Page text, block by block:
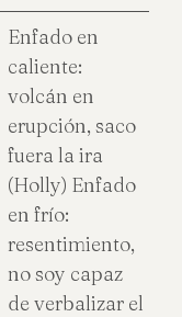
Enfado en
caliente:
volcán en
erupción, saco
fuera la ira
(Holly) Enfado
en frío:
resentimiento,
no soy capaz
de verbalizar el